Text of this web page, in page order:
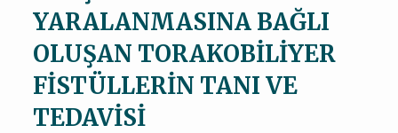
YARALANMASINA BAĞLI
OLUŞAN TORAKOBİLİYER
FİSTÜLLERİN TANI VE
TEDAVİSİ